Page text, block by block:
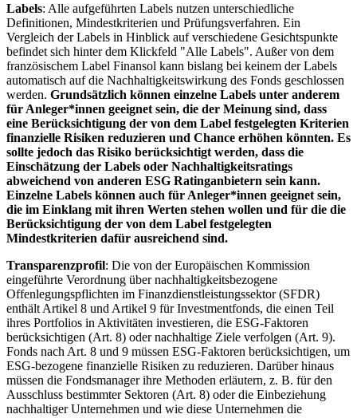
Labels: Alle aufgeführten Labels nutzen unterschiedliche
Definitionen, Mindestkriterien und Prüfungsverfahren. Ein
Vergleich der Labels in Hinblick auf verschiedene Gesichtspunkte
befindet sich hinter dem Klickfeld "Alle Labels". Außer von dem
französischem Label Finansol kann bislang bei keinem der Labels
automatisch auf die Nachhaltigkeitswirkung des Fonds geschlossen
werden. Grundsätzlich können einzelne Labels unter anderem
für Anleger*innen geeignet sein, die der Meinung sind, dass
eine Berücksichtigung der von dem Label festgelegten Kriterien
finanzielle Risiken reduzieren und Chance erhöhen könnten. Es
sollte jedoch das Risiko berücksichtigt werden, dass die
Einschätzung der Labels oder Nachhaltigkeitsratings
abweichend von anderen ESG Ratinganbietern sein kann.
Einzelne Labels können auch für Anleger*innen geeignet sein,
die im Einklang mit ihren Werten stehen wollen und für die die
Berücksichtigung der von dem Label festgelegten
Mindestkriterien dafür ausreichend sind.
Transparenzprofil: Die von der Europäischen Kommission
eingeführte Verordnung über nachhaltigkeitsbezogene
Offenlegungspflichten im Finanzdienstleistungssektor (SFDR)
enthält Artikel 8 und Artikel 9 für Investmentfonds, die einen Teil
ihres Portfolios in Aktivitäten investieren, die ESG-Faktoren
berücksichtigen (Art. 8) oder nachhaltige Ziele verfolgen (Art. 9).
Fonds nach Art. 8 und 9 müssen ESG-Faktoren berücksichtigen, um
ESG-bezogene finanzielle Risiken zu reduzieren. Darüber hinaus
müssen die Fondsmanager ihre Methoden erläutern, z. B. für den
Ausschluss bestimmter Sektoren (Art. 8) oder die Einbeziehung
nachhaltiger Unternehmen und wie diese Unternehmen die